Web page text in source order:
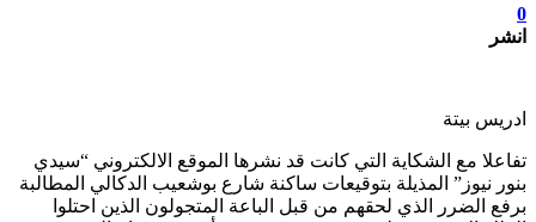
0
انشر
ادريس بيتة
تفاعلا مع الشكاية التي كانت قد نشرها الموقع الالكتروني “سيدي
بنور نيوز” المذيلة بتوقيعات ساكنة شارع بوشعيب الدكالي المطالبة
برفع الضرر الذي لحقهم من قبل الباعة المتجولون الذين احتلوا